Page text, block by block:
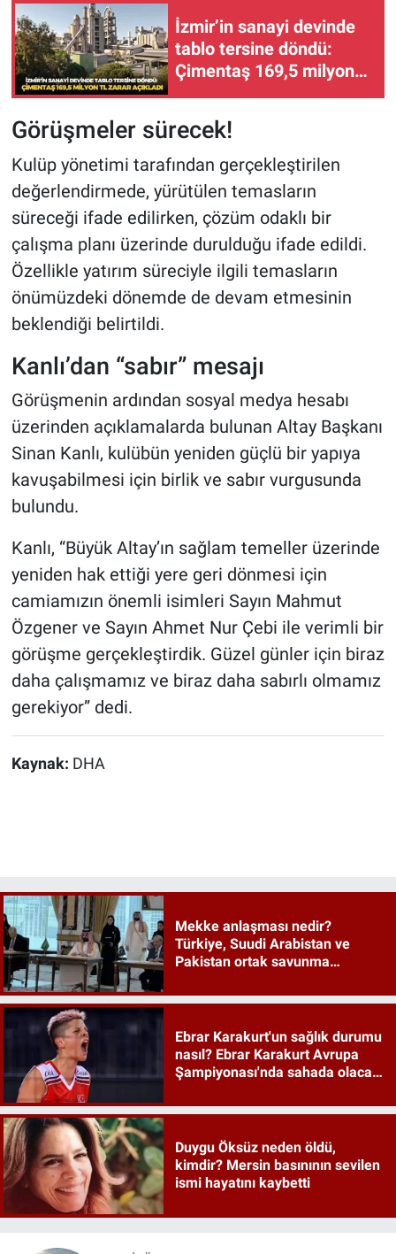
İzmir’in sanayi devinde
tablo tersine döndü:
Çimentaş 169,5 milyon
TL zarar açıkladı
Görüşmeler sürecek!
Kulüp yönetimi tarafından gerçekleştirilen
değerlendirmede, yürütülen temasların
süreceği ifade edilirken, çözüm odaklı bir
çalışma planı üzerinde durulduğu ifade edildi.
Özellikle yatırım süreciyle ilgili temasların
önümüzdeki dönemde de devam etmesinin
beklendiği belirtildi.
Kanlı’dan “sabır” mesajı
Görüşmenin ardından sosyal medya hesabı
üzerinden açıklamalarda bulunan Altay Başkanı
Sinan Kanlı, kulübün yeniden güçlü bir yapıya
kavuşabilmesi için birlik ve sabır vurgusunda
bulundu.
Kanlı, “Büyük Altay’ın sağlam temeller üzerinde
yeniden hak ettiği yere geri dönmesi için
camiamızın önemli isimleri Sayın Mahmut
Özgener ve Sayın Ahmet Nur Çebi ile verimli bir
görüşme gerçekleştirdik. Güzel günler için biraz
daha çalışmamız ve biraz daha sabırlı olmamız
gerekiyor” dedi.
Kaynak: DHA
Mekke anlaşması nedir?
Türkiye, Suudi Arabistan ve
Pakistan ortak savunma
Ebrar Karakurt'un sağlık durumu
nasıl? Ebrar Karakurt Avrupa
Şampiyonası'nda sahada olacak
Duygu Öksüz neden öldü,
kimdir? Mersin basınının sevilen
ismi hayatını kaybetti